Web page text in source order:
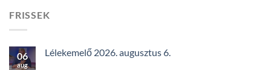
FRISSEK
06
aug
Lélekemelő 2026. augusztus 6.